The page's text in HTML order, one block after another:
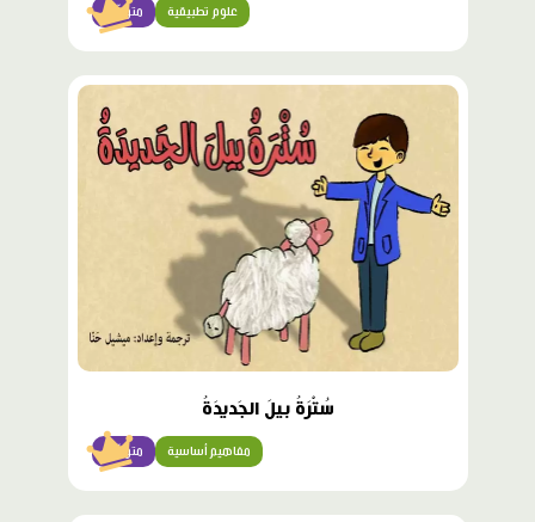
متوسّط علوم تطبيقية
محتوى
سُتْرَةُ بيلَ الجَديدَةُ
متوسّط مفاهيم أساسية